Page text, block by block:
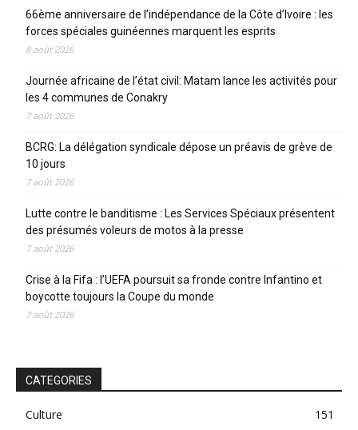
66ème anniversaire de l’indépendance de la Côte d’Ivoire : les
forces spéciales guinéennes marquent les esprits
8 août 2026
Journée africaine de l’état civil: Matam lance les activités pour
les 4 communes de Conakry
7 août 2026
BCRG: La délégation syndicale dépose un préavis de grève de
10 jours
7 août 2026
Lutte contre le banditisme : Les Services Spéciaux présentent
des présumés voleurs de motos à la presse
7 août 2026
Crise à la Fifa : l’UEFA poursuit sa fronde contre Infantino et
boycotte toujours la Coupe du monde
7 août 2026
CATEGORIES
Culture
151